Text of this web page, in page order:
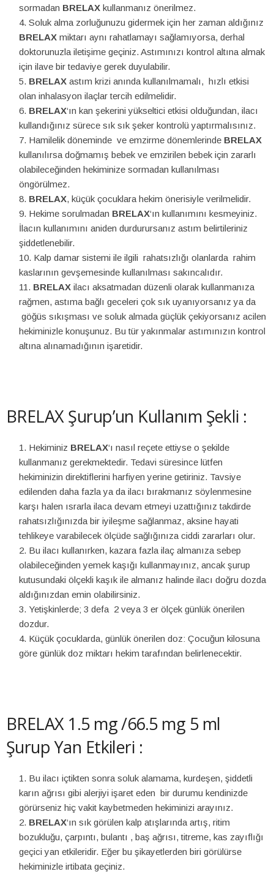
sormadan BRELAX kullanmanız önerilmez.
Soluk alma zorluğunuzu gidermek için her zaman aldığınız
BRELAX miktarı aynı rahatlamayı sağlamıyorsa, derhal
doktorunuzla iletişime geçiniz. Astımınızı kontrol altına almak
için ilave bir tedaviye gerek duyulabilir.
BRELAX astım krizi anında kullanılmamalı, hızlı etkisi
olan inhalasyon ilaçlar tercih edilmelidir.
BRELAX‘ın kan şekerini yükseltici etkisi olduğundan, ilacı
kullandığınız sürece sık sık şeker kontrolü yaptırmalısınız.
Hamilelik döneminde ve emzirme dönemlerinde BRELAX
kullanılırsa doğmamış bebek ve emzirilen bebek için zararlı
olabileceğinden hekiminize sormadan kullanılması
öngörülmez.
BRELAX, küçük çocuklara hekim önerisiyle verilmelidir.
Hekime sorulmadan BRELAX‘ın kullanımını kesmeyiniz.
İlacın kullanımını aniden durdurursanız astım belirtileriniz
şiddetlenebilir.
Kalp damar sistemi ile ilgili rahatsızlığı olanlarda rahim
kaslarının gevşemesinde kullanılması sakıncalıdır.
BRELAX ilacı aksatmadan düzenli olarak kullanmanıza
rağmen, astıma bağlı geceleri çok sık uyanıyorsanız ya da
göğüs sıkışması ve soluk almada güçlük çekiyorsanız acilen
hekiminizle konuşunuz. Bu tür yakınmalar astımınızın kontrol
altına alınamadığının işaretidir.
BRELAX Şurup’un Kullanım Şekli :
Hekiminiz BRELAX‘ı nasıl reçete ettiyse o şekilde
kullanmanız gerekmektedir. Tedavi süresince lütfen
hekiminizin direktiflerini harfiyen yerine getiriniz. Tavsiye
edilenden daha fazla ya da ilacı bırakmanız söylenmesine
karşı halen ısrarla ilaca devam etmeyi uzattığınız takdirde
rahatsızlığınızda bir iyileşme sağlanmaz, aksine hayati
tehlikeye varabilecek ölçüde sağlığınıza ciddi zararları olur.
Bu ilacı kullanırken, kazara fazla ilaç almanıza sebep
olabileceğinden yemek kaşığı kullanmayınız, ancak şurup
kutusundaki ölçekli kaşık ile almanız halinde ilacı doğru dozda
aldığınızdan emin olabilirsiniz.
Yetişkinlerde; 3 defa 2 veya 3 er ölçek günlük önerilen
dozdur.
Küçük çocuklarda, günlük önerilen doz: Çocuğun kilosuna
göre günlük doz miktarı hekim tarafından belirlenecektir.
BRELAX 1.5 mg /66.5 mg 5 ml
Şurup Yan Etkileri :
Bu ilacı içtikten sonra soluk alamama, kurdeşen, şiddetli
karın ağrısı gibi alerjiyi işaret eden bir durumu kendinizde
görürseniz hiç vakit kaybetmeden hekiminizi arayınız.
BRELAX‘ın sık görülen kalp atışlarında artış, ritim
bozukluğu, çarpıntı, bulantı , baş ağrısı, titreme, kas zayıflığı
geçici yan etkileridir. Eğer bu şikayetlerden biri görülürse
hekiminizle irtibata geçiniz.